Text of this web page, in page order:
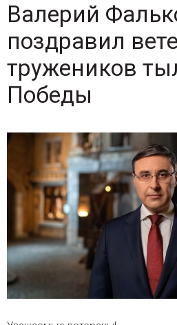
Валерий
поздравил
тружеников
Победы